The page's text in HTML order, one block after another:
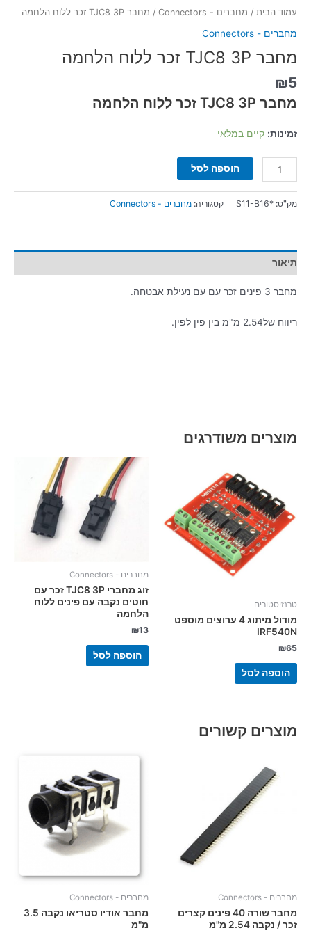
עמוד הבית / מחברים - Connectors / מחבר TJC8 3P זכר ללוח הלחמה
מחברים - Connectors
מחבר TJC8 3P זכר ללוח הלחמה
₪5
מחבר TJC8 3P זכר ללוח הלחמה
זמינות: קיים במלאי
הוספה לסל
מק"ט: *S11-B16 קטגוריה: מחברים - Connectors
תיאור
מחבר 3 פינים זכר עם עם נעילת אבטחה.
ריווח של2.54 מ"מ בין פין לפין.
מוצרים משודרגים
טרנזיסטורים
מודול מיתוג 4 ערוצים מוספט
IRF540N
₪65
הוספה לסל
מחברים - Connectors
זוג מחברי TJC8 3P זכר עם
חוטים נקבה עם פינים ללוח
הלחמה
₪13
הוספה לסל
מוצרים קשורים
מחברים - Connectors
מחבר שורה 40 פינים קצרים
זכר / נקבה 2.54 מ"מ
מחברים - Connectors
מחבר אודיו סטריאו נקבה 3.5
מ"מ